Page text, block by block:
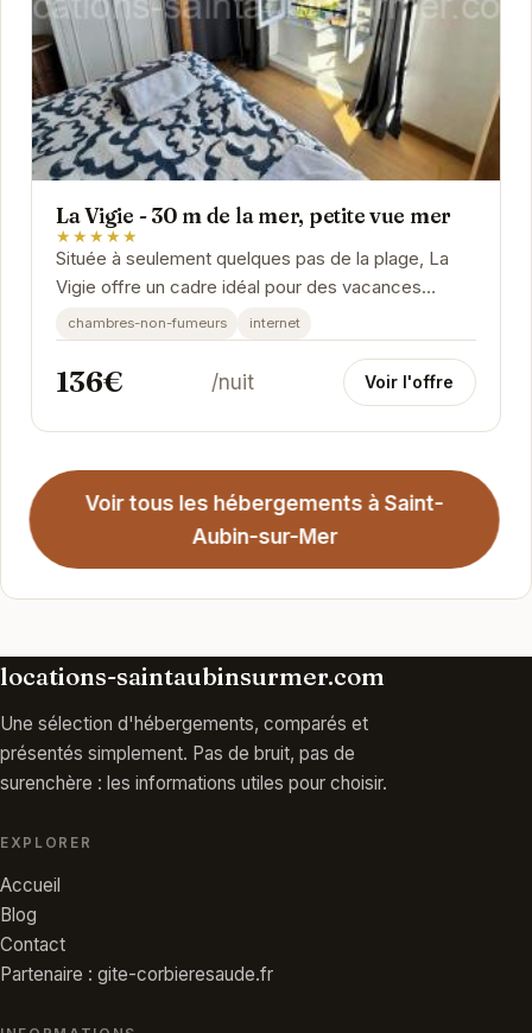
La Vigie - 30 m de la mer, petite vue mer
★★★★★
Située à seulement quelques pas de la plage, La
Vigie offre un cadre idéal pour des vacances
relaxantes. L'appartement est équipé pour votre...
chambres-non-fumeurs internet
136€ /nuit Voir l'offre
Voir tous les hébergements à Saint-
Aubin-sur-Mer
locations-saintaubinsurmer.com
Une sélection d'hébergements, comparés et
présentés simplement. Pas de bruit, pas de
surenchère : les informations utiles pour choisir.
EXPLORER
Accueil
Blog
Contact
Partenaire : gite-corbieresaude.fr